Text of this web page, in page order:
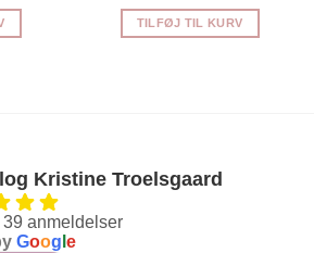
TILFØJ TIL KURV
Kristine Troelsgaard
39 anmeldelser
Goog e